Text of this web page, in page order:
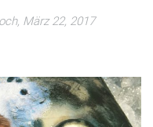
März 22, 2017